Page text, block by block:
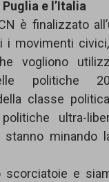
e l’Italia
è finalizzato
i movimenti
vogliono
politiche
classe
ultra-
minando
scorciatoie e